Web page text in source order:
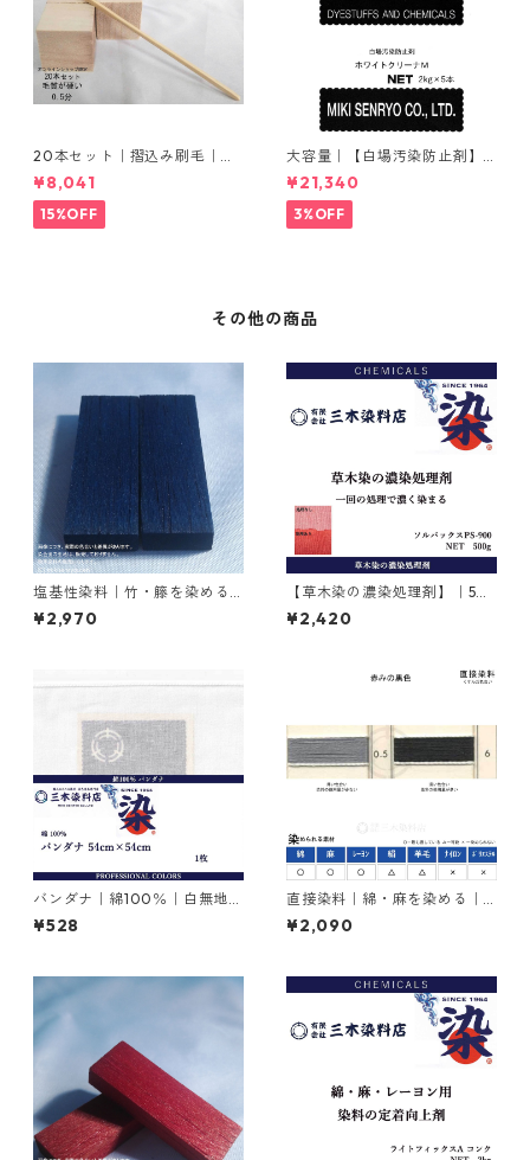
20本セット｜摺込み刷毛｜夏
毛（毛質が硬い）0.5分
¥8,041
15%OFF
大容量｜【白場汚染防止剤】
｜2kg×5本｜ホワイトクリー
ナＭ
¥21,340
3%OFF
その他の商品
塩基性染料｜竹・籐を染める
｜100g｜塩基性ブラック（黒
色系）
¥2,970
【草木染の濃染処理剤】｜50
0g｜ソルバックスPSー900
¥2,420
バンダナ｜綿100％｜白無地｜
54cm×54cm×1枚
¥528
直接染料｜綿・麻を染める｜2
0g｜ダイレクトファストブラ
ックRC（赤みの黒色）
¥2,090